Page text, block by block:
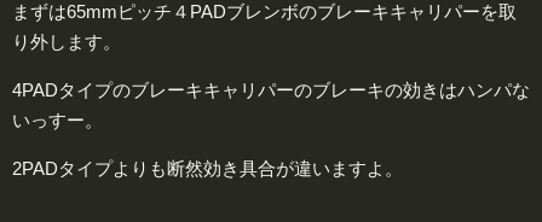
まずは65mmピッチ４PADブレンボのブレーキキャリパーを取
り外します。
4PADタイプのブレーキキャリパーのブレーキの効きはハンパな
いっすー。
2PADタイプよりも断然効き具合が違いますよ。